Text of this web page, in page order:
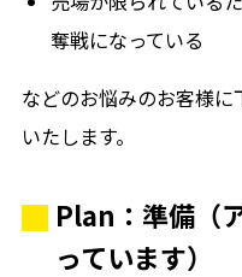
奪戦になっている
などのお悩みのお客様
いたします。
Plan：準備（
っています）